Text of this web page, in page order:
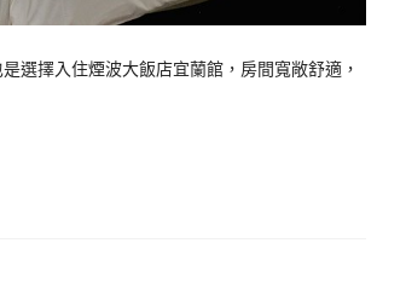
選擇入住煙波大飯店宜蘭館，房間寬敞舒適，